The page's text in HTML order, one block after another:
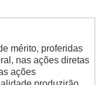
mérito, proferidas
nas ações diretas
ações